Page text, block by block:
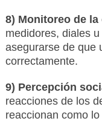
8) Monitoreo de la
medidores, diales
asegurarse de que
correctamente.
9) Percepción
reacciones de los
reaccionan como lo